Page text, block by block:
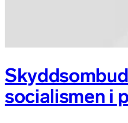
socialismen i